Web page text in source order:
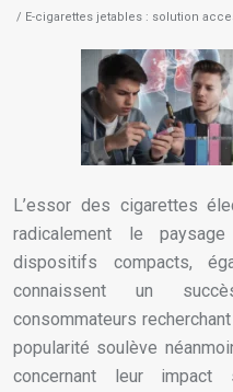
/ E-cigarettes jetables : solution
L’essor des cigarettes
radicalement le
dispositifs compacts,
connaissent un
consommateurs
popularité soulève
concernant leur impact